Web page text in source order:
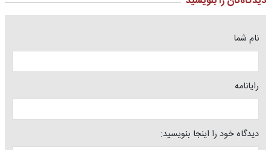
نام شما
رایانامه
دیدگاه خود را اینجا بنویسید: